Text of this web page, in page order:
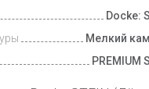
Docke:
Мелкий
PREMIUM